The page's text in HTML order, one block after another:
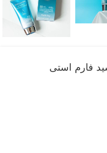
فارم استی